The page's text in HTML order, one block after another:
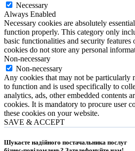
Necessary
Always Enabled
Necessary cookies are absolutely
function properly. This category only
basic functionalities and security features
cookies do not store any personal
Non-necessary
Non-necessary
Any cookies that may not be particularly
to function and is used specifically to
analytics, ads, other embedded contents
cookies. It is mandatory to procure user
these cookies on your website.
SAVE & ACCEPT
Шукаєте надійного постачальника послуг